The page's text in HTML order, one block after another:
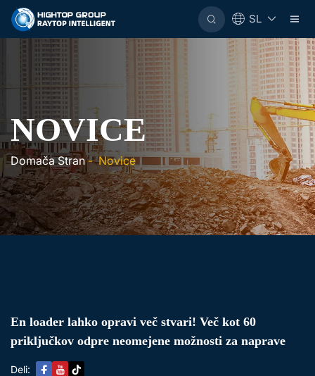
SL
NOVICE
Domača Stran-Novice
En loader lahko opravi več stvari! Več kot 60
priključkov odpre neomejene možnosti za naprave
Deli: